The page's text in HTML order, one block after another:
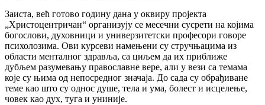
Заиста, већ готово годину дана у оквиру пројекта
„Христоцентричан“ организују се месечни сусрети на којима
богослови, духовници и универзитетски професори говоре
психолозима. Ови курсеви намењени су стручњацима из
области менталног здравља, са циљем да их приближе
дубљем разумевању православне вере, али у вези са темама
које су њима од непосредног значаја. До сада су обрађиване
теме као што су однос душе, тела и ума, болест и исцелење,
човек као дух, туга и униније.